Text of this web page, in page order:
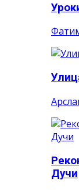
Дучи